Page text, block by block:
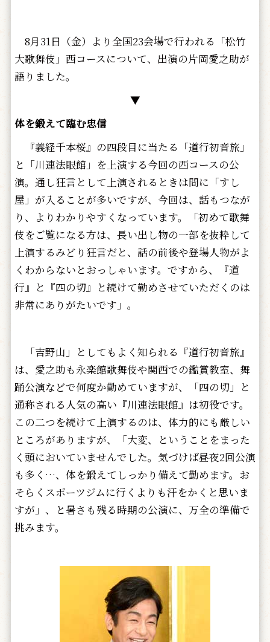
8月31日（金）より全国23会場で行われる「松竹
大歌舞伎」西コースについて、出演の片岡愛之助が
語りました。
▼
体を鍛えて臨む忠信
『義経千本桜』の四段目に当たる「道行初音旅」
と「川連法眼館」を上演する今回の西コースの公
演。通し狂言として上演されるときは間に「すし
屋」が入ることが多いですが、今回は、話もつなが
り、よりわかりやすくなっています。「初めて歌舞
伎をご覧になる方は、長い出し物の一部を抜粋して
上演するみどり狂言だと、話の前後や登場人物がよ
くわからないとおっしゃいます。ですから、『道
行』と『四の切』と続けて勤めさせていただくのは
非常にありがたいです」。
「吉野山」としてもよく知られる『道行初音旅』
は、愛之助も永楽館歌舞伎や関西での鑑賞教室、舞
踊公演などで何度か勤めていますが、「四の切」と
通称される人気の高い『川連法眼館』は初役です。
この二つを続けて上演するのは、体力的にも厳しい
ところがありますが、「大変、ということをまった
く頭においていませんでした。気づけば昼夜2回公演
も多く…、体を鍛えてしっかり備えて勤めます。お
そらくスポーツジムに行くよりも汗をかくと思いま
すが」、と暑さも残る時期の公演に、万全の準備で
挑みます。